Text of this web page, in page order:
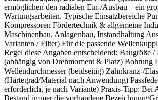
ermöglichen den radialen Ein-/Ausbau – ein
Wartungsarbeiten. Typische Einsatzbereiche
Kompressoren Fördertechnik & allgemeine
Maschinenbau, Anlagenbau, Instandhaltung
Varianten / Filter) Für die passende
Regel diese Angaben entscheidend: Baugröße
(abhängig von Drehmoment & Platz) Bohrung
Wellendurchmesser (beidseitig) Zahnkranz-/
(Härtegrad/Material nach Anwendung)
erforderlich, je nach Variante) Praxis-Tipp: Bei